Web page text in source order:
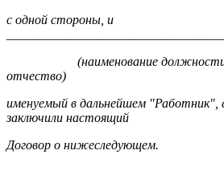
с одной стороны, и
(наименование должности)
отчество)
именуемый в дальнейшем "Работник",
заключили настоящий
Договор о нижеследующем.